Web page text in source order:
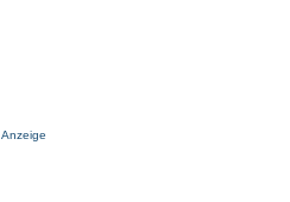
Anzeige